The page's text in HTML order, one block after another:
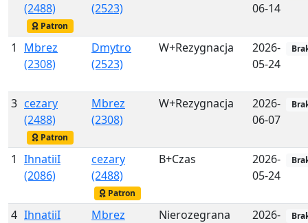
(2488)
Patron
(2523)
06-14
1
Mbrez
(2308)
Dmytro
(2523)
W+Rezygnacja
2026-
05-24
3 cezary
(2488)
Patron
Mbrez
(2308)
W+Rezygnacja
2026-
06-07
1 IhnatiiI
(2086)
cezary
(2488)
Patron
B+Czas
2026-
05-24
4 IhnatiiI
Mbrez
Nierozegrana
2026-